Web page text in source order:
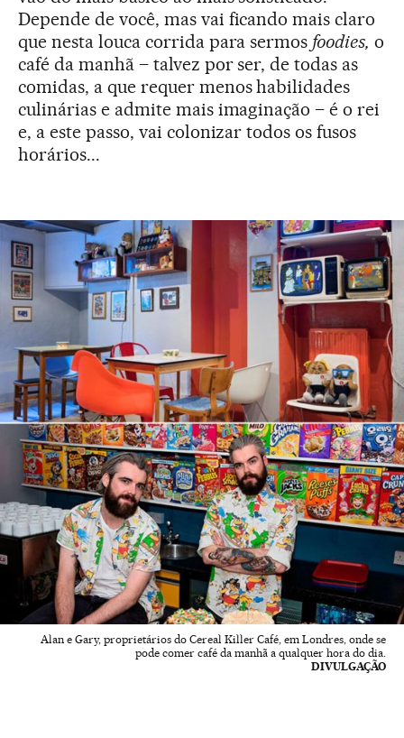
Depende de você, mas vai ficando mais claro
que nesta louca corrida para sermos foodies, o
café da manhã – talvez por ser, de todas as
comidas, a que requer menos habilidades
culinárias e admite mais imaginação – é o rei
e, a este passo, vai colonizar todos os fusos
horários...
Alan e Gary, proprietários do Cereal Killer Café, em Londres, onde se
pode comer café da manhã a qualquer hora do dia.
DIVULGAÇÃO